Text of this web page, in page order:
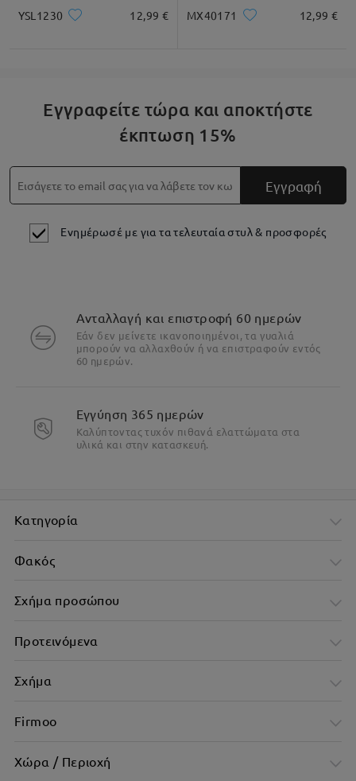
YSL1230 12,99 € MX40171 12,99 €
Εγγραφείτε τώρα και αποκτήστε
έκπτωση 15%
Εγγραφή
Ενημέρωσέ με για τα τελευταία στυλ & προσφορές
Ανταλλαγή και επιστροφή 60 ημερών
Εάν δεν μείνετε ικανοποιημένοι, τα γυαλιά
μπορούν να αλλαχθούν ή να επιστραφούν εντός
60 ημερών.
Εγγύηση 365 ημερών
Καλύπτοντας τυχόν πιθανά ελαττώματα στα
υλικά και στην κατασκευή.
Κατηγορία
Φακός
Σχήμα προσώπου
Προτεινόμενα
Σχήμα
Firmoo
Χώρα / Περιοχή